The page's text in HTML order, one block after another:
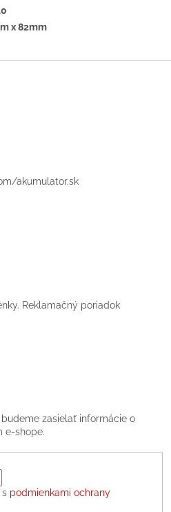
x 82mm
akumulator.sk
Reklamačný poriadok
zasielať informácie o
e-shope.
s podmienkami ochrany